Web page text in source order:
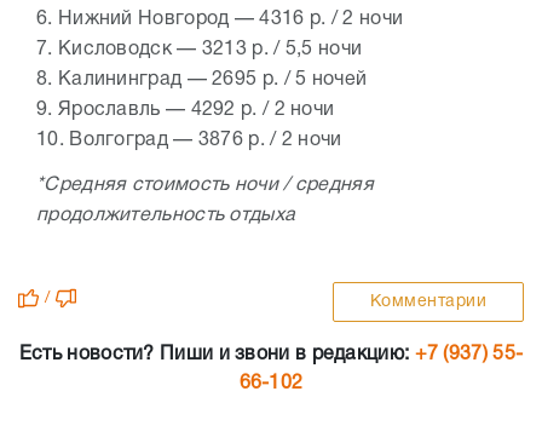
6. Нижний Новгород — 4316 р. / 2 ночи
7. Кисловодск — 3213 р. / 5,5 ночи
8. Калининград — 2695 р. / 5 ночей
9. Ярославль — 4292 р. / 2 ночи
10. Волгоград — 3876 р. / 2 ночи
*Средняя стоимость ночи / средняя
продолжительность отдыха
/ Комментарии
Есть новости? Пиши и звони в редакцию: +7 (937) 55-
66-102